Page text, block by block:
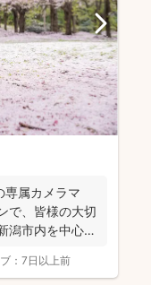
専属カメラマ
で、皆様の大切
潟市内を中心に
： 7日以上前